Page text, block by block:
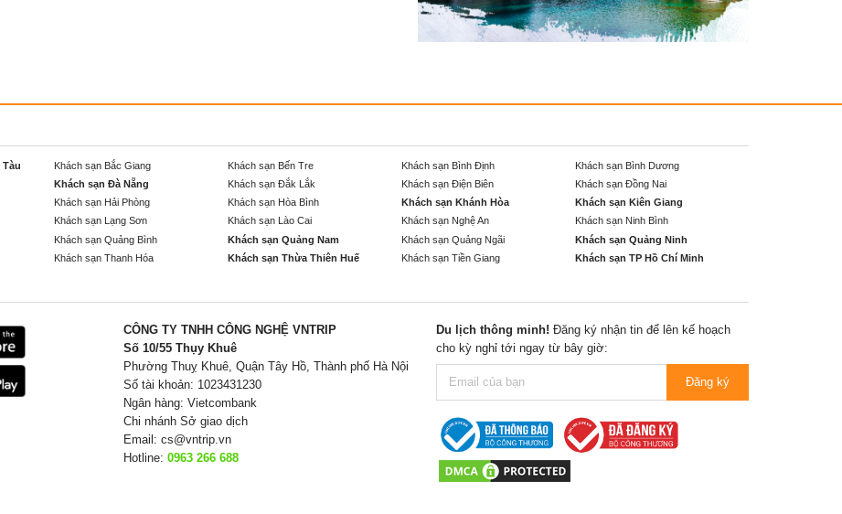
Tàu Khách sạn Bắc Giang Khách sạn Bến Tre Khách sạn Bình Định
Khách sạn Bình Dương
Khách sạn Đà Nẵng Khách sạn Đắk Lắk Khách sạn Điện Biên
Khách sạn Đồng Nai
Khách sạn Hải Phòng Khách sạn Hòa Bình Khách sạn Khánh Hòa
Khách sạn Kiên Giang
Khách sạn Lạng Sơn Khách sạn Lào Cai Khách sạn Nghệ An
Khách sạn Ninh Bình
Khách sạn Quảng Bình Khách sạn Quảng Nam Khách sạn Quảng Ngãi
Khách sạn Quảng Ninh
Khách sạn Thanh Hóa Khách sạn Thừa Thiên Huế Khách sạn Tiền Giang
Khách sạn TP Hồ Chí Minh
CÔNG TY TNHH CÔNG NGHỆ VNTRIP
Số 10/55 Thụy Khuê
Phường Thuỵ Khuê, Quận Tây Hồ, Thành phố Hà Nội
Số tài khoản: 1023431230
Ngân hàng: Vietcombank
Chi nhánh Sở giao dịch
Email: cs@vntrip.vn
Hotline: 0963 266 688
Du lịch thông minh! Đăng ký nhận tin để lên kế hoạch
cho kỳ nghỉ tới ngay từ bây giờ:
Đăng ký